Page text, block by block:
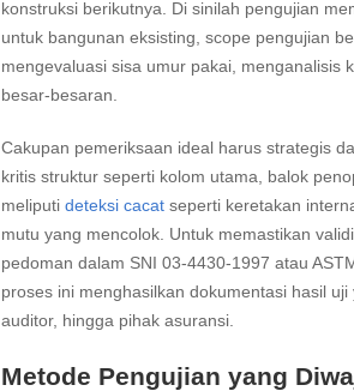
konstruksi berikutnya. Di sinilah pengujian
untuk bangunan eksisting, scope pengujian
mengevaluasi sisa umur pakai, menganalisis
besar-besaran.
Cakupan pemeriksaan ideal harus strategis
kritis struktur seperti kolom utama, balok
meliputi deteksi cacat seperti keretakan
mutu yang mencolok. Untuk memastikan
pedoman dalam SNI 03-4430-1997 atau
proses ini menghasilkan dokumentasi hasil
auditor, hingga pihak asuransi.
Metode Pengujian yang